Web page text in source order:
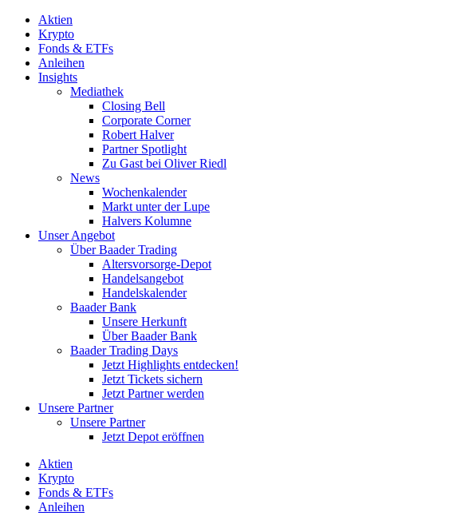
Aktien
Krypto
Fonds & ETFs
Anleihen
Insights
Mediathek
Closing Bell
Corporate Corner
Robert Halver
Partner Spotlight
Zu Gast bei Oliver Riedl
News
Wochenkalender
Markt unter der Lupe
Halvers Kolumne
Unser Angebot
Über Baader Trading
Altersvorsorge-Depot
Handelsangebot
Handelskalender
Baader Bank
Unsere Herkunft
Über Baader Bank
Baader Trading Days
Jetzt Highlights entdecken!
Jetzt Tickets sichern
Jetzt Partner werden
Unsere Partner
Unsere Partner
Jetzt Depot eröffnen
Aktien
Krypto
Fonds & ETFs
Anleihen